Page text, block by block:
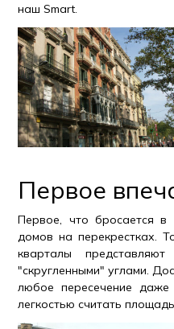
наш Smart.
Первое
Первое, что бросается
домов на перекрестках.
кварталы
"скругленными" углами.
любое пересечение
легкостью считать